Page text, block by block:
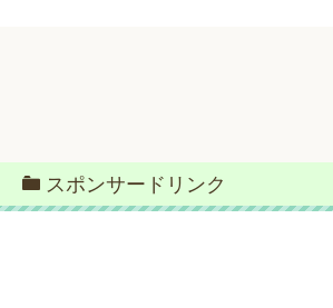
スポンサードリンク